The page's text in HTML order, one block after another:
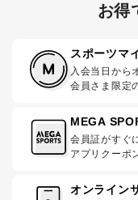
お得
スポーツマ
入会当日から
会員さま限定
MEGA
会員証がすぐ
アプリクーポ
オンライン